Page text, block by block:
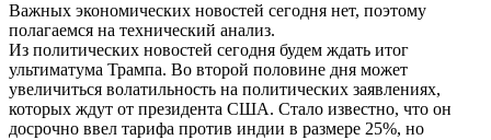
Важных экономических новостей сегодня нет, поэтому
полагаемся на технический анализ.
Из политических новостей сегодня будем ждать итог
ультиматума Трампа. Во второй половине дня может
увеличиться волатильность на политических заявлениях,
которых ждут от президента США. Стало известно, что он
досрочно ввел тарифа против индии в размере 25%, но